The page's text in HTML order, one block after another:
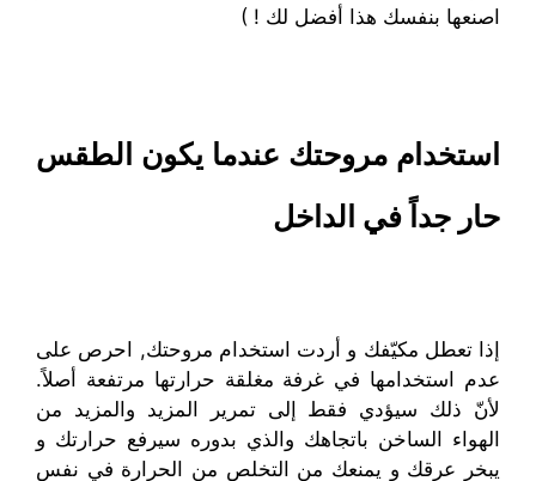
اصنعها بنفسك هذا أفضل لك ! )
استخدام مروحتك عندما يكون الطقس
حار جداً في الداخل
إذا تعطل مكيّفك و أردت استخدام مروحتك, احرص على
عدم استخدامها في غرفة مغلقة حرارتها مرتفعة أصلاً.
لأنّ ذلك سيؤدي فقط إلى تمرير المزيد والمزيد من
الهواء الساخن باتجاهك والذي بدوره سيرفع حرارتك و
يبخر عرقك و يمنعك من التخلص من الحرارة في نفس